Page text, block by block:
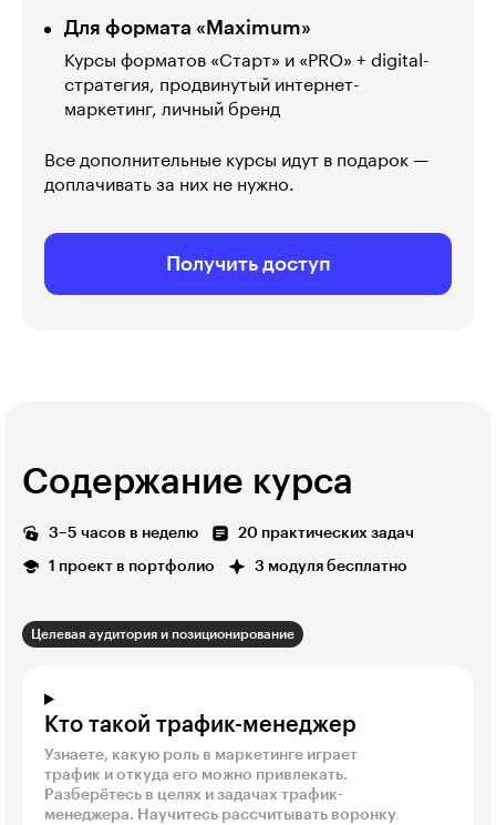
Для формата «Maximum»
Курсы форматов «Старт» и «PRO» + digital-
стратегия, продвинутый интернет-
маркетинг, личный бренд
Все дополнительные курсы идут в подарок —
доплачивать за них не нужно.
Получить доступ
Содержание курса
3–5 часов в неделю 20 практических задач
1 проект в портфолио 3 модуля бесплатно
Целевая аудитория и позиционирование
Кто такой трафик-менеджер
Узнаете, какую роль в маркетинге играет
трафик и откуда его можно привлекать.
Разберётесь в целях и задачах трафик-
менеджера. Научитесь рассчитывать воронку